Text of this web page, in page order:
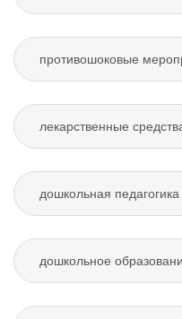
противошоковые
лекарственные
дошкольная педагогика
дошкольное